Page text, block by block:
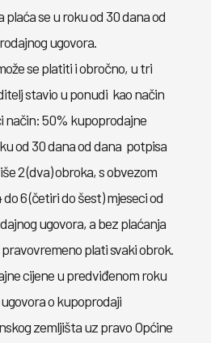
plaća se u roku od 30 dana od
ugovora.
se platiti i obročno, u tri
stavio u ponudi kao način
način: 50% kupoprodajne
od 30 dana od dana potpisa
2 (dva) obroka, s obvezom
6 (četiri do šest) mjeseci od
ugovora, a bez plaćanja
plati svaki obrok.
cijene u predviđenom roku
o kupoprodaji
zemljišta uz pravo Općine